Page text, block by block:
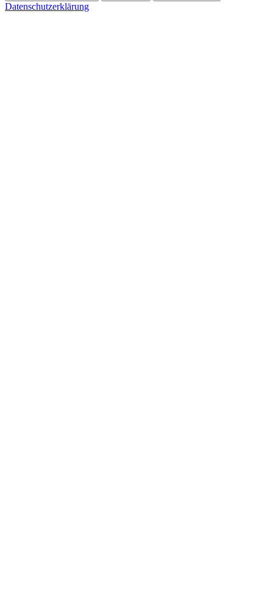
Datenschutzerklärung